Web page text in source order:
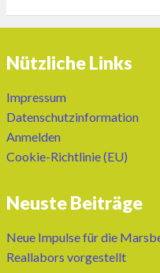
Nützliche Links
Impressum
Datenschutzinformation
Anmelden
Cookie-Richtlinie (EU)
Neuste Beiträge
Neue Impulse für die
Reallabors vorgestellt